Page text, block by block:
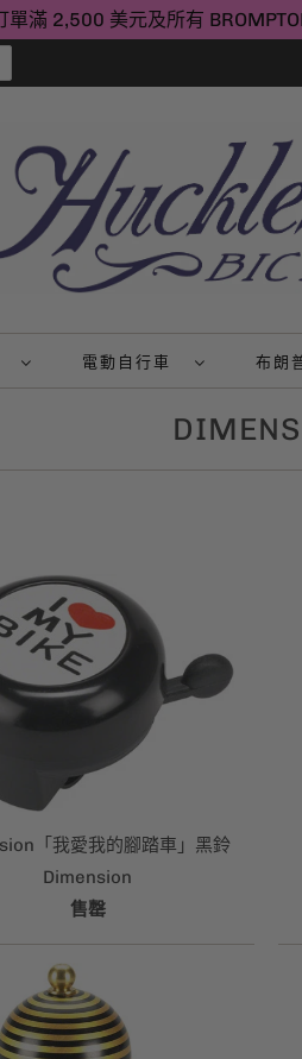
單滿 2,500 美元及所有
電動自行車 布朗
「我愛我的腳踏車」黑鈴
Dimension
售罄